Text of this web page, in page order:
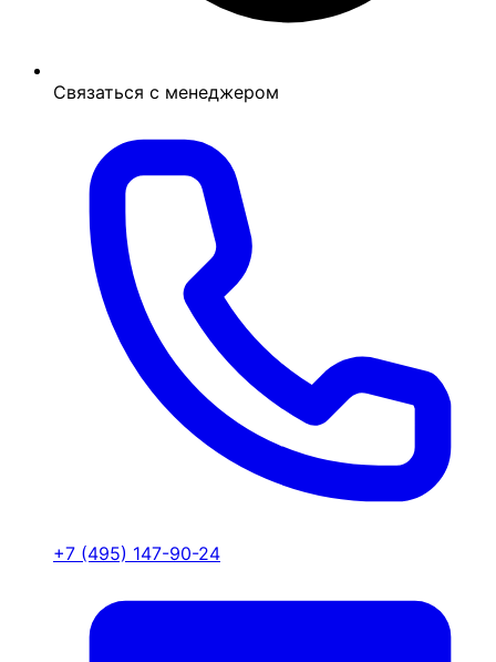
Связаться с менеджером
+7 (495) 147-90-24